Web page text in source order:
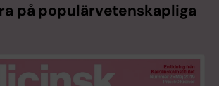
på populärvetenskapliga